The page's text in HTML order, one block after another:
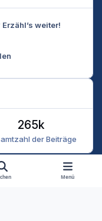
weiter!
der Beiträge
265k
Menü